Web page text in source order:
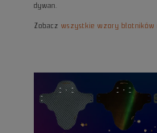
dywan.
Zobaczwszystkie wzory błotników